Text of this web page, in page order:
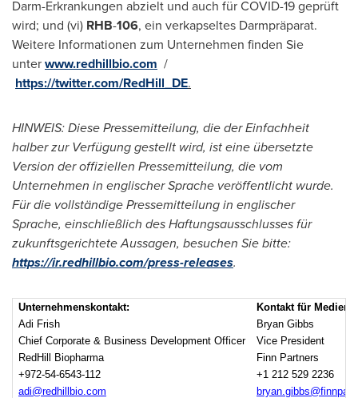
Darm-Erkrankungen abzielt und auch für COVID-19 geprüft
wird; und (vi) RHB-106, ein verkapseltes Darmpräparat.
Weitere Informationen zum Unternehmen finden Sie
unterwww.redhillbio.com /
https://twitter.com/RedHill_DE.
HINWEIS: Diese Pressemitteilung, die der Einfachheit
halber zur Verfügung gestellt wird, ist eine übersetzte
Version der offiziellen Pressemitteilung, die vom
Unternehmen in englischer Sprache veröffentlicht wurde.
Für die vollständige Pressemitteilung in englischer
Sprache, einschließlich des Haftungsausschlusses für
zukunftsgerichtete Aussagen, besuchen Sie bitte:
https://ir.redhillbio.com/press-releases.
Unternehmenskontakt:
Adi Frish
Chief Corporate & Business Development Officer
RedHill Biopharma
+972-54-6543-112
adi@redhillbio.com
Kontakt für
Bryan Gibbs
Vice President
Finn Partners
+1 212 529 2236